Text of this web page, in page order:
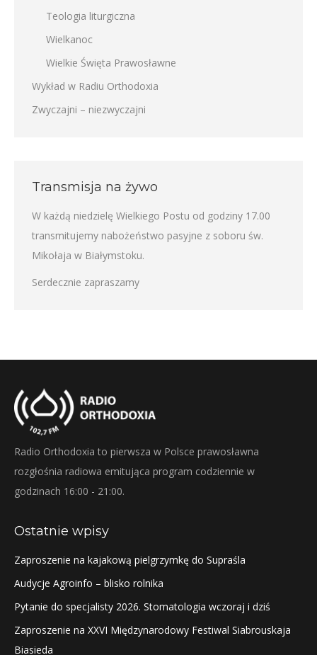
Teologia liturgiczna
Wielkanoc
Wielkie Święta Prawosławne
Wykład w Radiu Orthodoxia
Zwyczajni – niezwyczajni
Transmisja na żywo
W każdą niedzielę Wielkiego Postu od godziny 17.00
transmitujemy nabożeństwo pasyjne z soboru św.
Mikołaja w Białymstoku.
Serdecznie zapraszamy
Radio Orthodoxia to pierwsza w Polsce prawosławna
rozgłośnia radiowa emitująca program codziennie w
godzinach 16:00 - 21:00.
Ostatnie wpisy
Zaproszenie na kajakową pielgrzymkę do Supraśla
Audycje Agroinfo – blisko rolnika
Pytanie do specjalisty 2026. Stomatologia wczoraj i dziś
Zaproszenie na XXVI Międzynarodowy Festiwal Siabrouskaja
Biasieda